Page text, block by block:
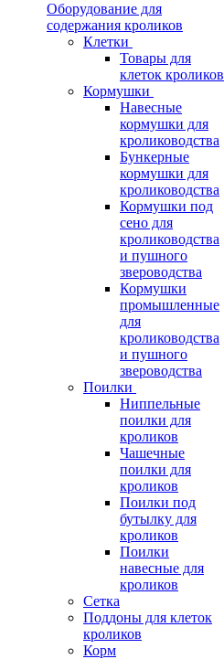
Оборудование для
содержания кроликов
Клетки
Товары для
клеток кроликов
Кормушки
Навесные
кормушки для
кролиководства
Бункерные
кормушки для
кролиководства
Кормушки под
сено для
кролиководства
и пушного
звероводства
Кормушки
промышленные
для
кролиководства
и пушного
звероводства
Поилки
Ниппельные
поилки для
кроликов
Чашечные
поилки для
кроликов
Поилки под
бутылку для
кроликов
Поилки
навесные для
кроликов
Сетка
Поддоны для клеток
кроликов
Корм